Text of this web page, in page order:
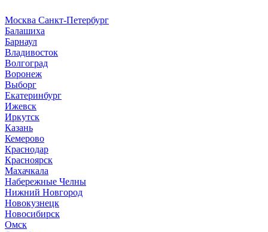
Москва Санкт-Петербург
Балашиха
Барнаул
Владивосток
Волгоград
Воронеж
Выборг
Екатеринбург
Ижевск
Иркутск
Казань
Кемерово
Краснодар
Красноярск
Махачкала
Набережные Челны
Нижний Новгород
Новокузнецк
Новосибирск
Омск